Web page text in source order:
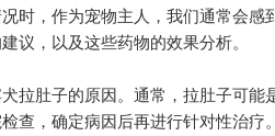
，作为宠物主人，我们通常会感
议，以及这些药物的效果分析。
肚子的原因。通常，拉肚子可能
查，确定病因后再进行针对性治疗。